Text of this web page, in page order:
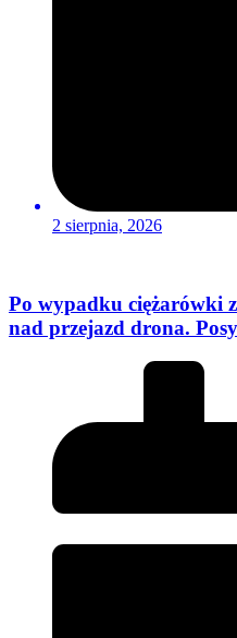
2 sierpnia, 2026
Po wypadku ciężarówki
nad przejazd drona.